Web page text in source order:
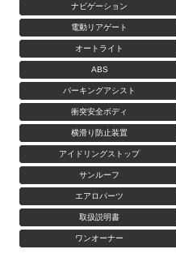
ナビゲーション
電動リアゲート
オートライト
ABS
パーキングアシスト
衝突安全ボディ
横滑り防止装置
アイドリングストップ
サンルーフ
エアロパーツ
取扱説明書
ワンオーナー